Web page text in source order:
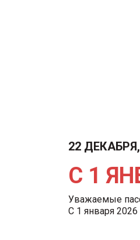
22
С 1
Уважаемые
С 1 января 2026